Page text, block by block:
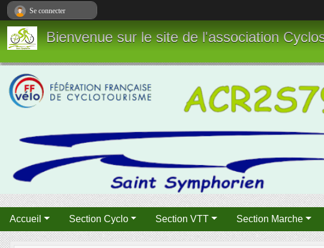
Bienvenue sur le site de l'association
Accueil Section Cyclo Section VTT Section Marche
Se connecter
Panneau de gestion des cookies